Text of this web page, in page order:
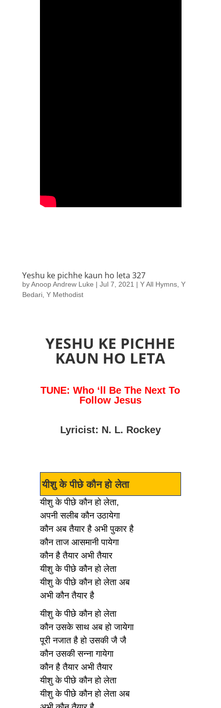
Yeshu ke pichhe kaun ho leta 327
byAnoop Andrew Luke | Jul 7, 2021 | Y All Hymns, Y
Bedari, Y Methodist
YESHU KE PICHHE
KAUN HO LETA
TUNE: Who ‘ll Be The Next To
Follow Jesus
Lyricist: N. L. Rockey
यीशु के पीछे कौन हो लेता
यीशु के पीछे कौन हो लेता,
अपनी सलीब कौन उठायेगा
कौन अब तैयार है अभी पुकार है
कौन ताज आसमानी पायेगा
कौन है तैयार अभी तैयार
यीशु के पीछे कौन हो लेता
यीशु के पीछे कौन हो लेता अब
अभी कौन तैयार है
यीशु के पीछे कौन हो लेता
कौन उसके साथ अब हो जायेगा
पूरी नजात है हो उसकी जै जै
कौन उसकी सन्ना गायेगा
कौन है तैयार अभी तैयार
यीशु के पीछे कौन हो लेता
यीशु के पीछे कौन हो लेता अब